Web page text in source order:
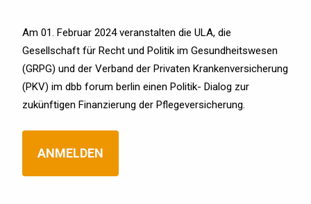
Am 01. Februar 2024 veranstalten die ULA, die
Gesellschaft für Recht und Politik im Gesundheitswesen
(GRPG) und der Verband der Privaten Krankenversicherung
(PKV) im dbb forum berlin einen Politik- Dialog zur
zukünftigen Finanzierung der Pflegeversicherung.
ANMELDEN